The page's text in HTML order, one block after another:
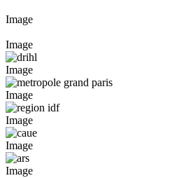
Image
Image
Image
Image
Image
Image
Image